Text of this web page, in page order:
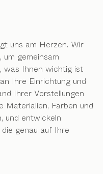
uns am Herzen. Wir
gemeinsam
was Ihnen wichtig ist
Ihre Einrichtung und
Ihrer Vorstellungen
Materialien, Farben und
und entwickeln
genau auf Ihre